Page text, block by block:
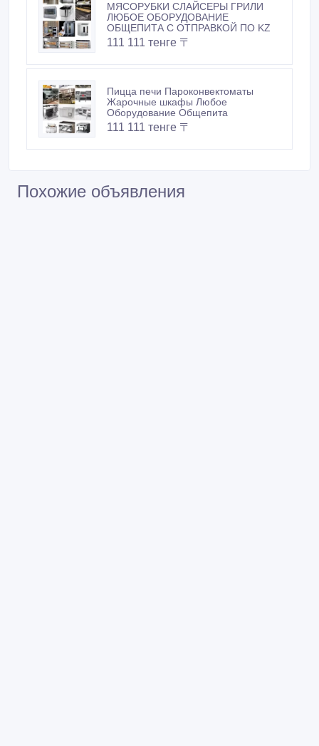
МЯСОРУБКИ СЛАЙСЕРЫ ГРИЛИ
ЛЮБОЕ ОБОРУДОВАНИЕ
ОБЩЕПИТА С ОТПРАВКОЙ ПО KZ
111 111 тенге 〒
Пицца печи Пароконвектоматы
Жарочные шкафы Любое
Оборудование Общепита
111 111 тенге 〒
Похожие объявления